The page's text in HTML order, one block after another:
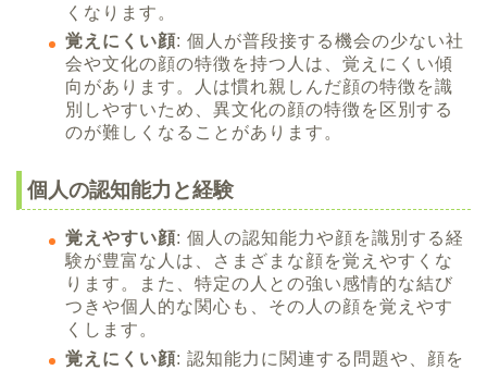
くなります。
覚えにくい顔: 個人が普段接する機会の少ない社
会や文化の顔の特徴を持つ人は、覚えにくい傾
向があります。人は慣れ親しんだ顔の特徴を識
別しやすいため、異文化の顔の特徴を区別する
のが難しくなることがあります。
個人の認知能力と経験
覚えやすい顔: 個人の認知能力や顔を識別する経
験が豊富な人は、さまざまな顔を覚えやすくな
ります。また、特定の人との強い感情的な結び
つきや個人的な関心も、その人の顔を覚えやす
くします。
覚えにくい顔: 認知能力に関連する問題や、顔を